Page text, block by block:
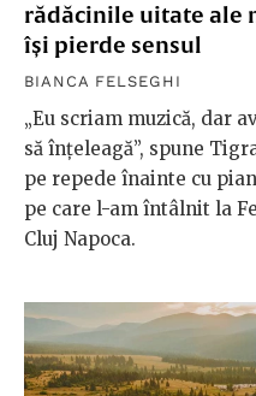
rădăcinile uitate ale
își pierde sensul
BIANCA FELSEGHI
„Eu scriam muzică, dar
să înțeleagă”, spune
pe repede înainte cu
pe care l-am întâlnit la
Cluj Napoca.